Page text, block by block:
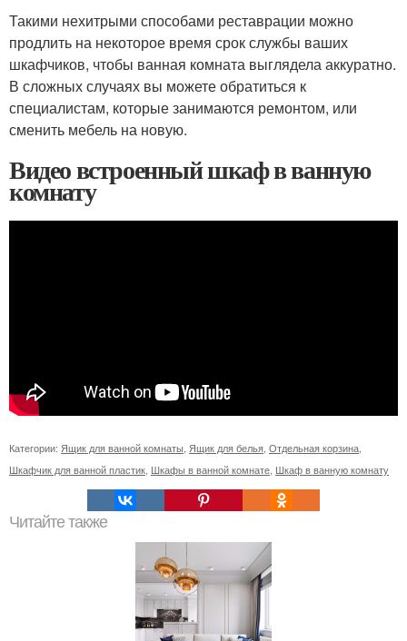
Такими нехитрыми способами реставрации можно
продлить на некоторое время срок службы ваших
шкафчиков, чтобы ванная комната выглядела аккуратно.
В сложных случаях вы можете обратиться к
специалистам, которые занимаются ремонтом, или
сменить мебель на новую.
Видео встроенный шкаф в ванную
комнату
Категории: Ящик для ванной комнаты Ящик для белья Отдельная корзина
Шкафчик для ванной пластик Шкафы в ванной комнате Шкаф в ванную комнату
Читайте также